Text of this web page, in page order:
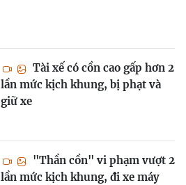
Tài xế có cồn cao gấp hơn 2
lần mức kịch khung, bị phạt và
giữ xe
"Thần cồn" vi phạm vượt 2
lần mức kịch khung, đi xe máy